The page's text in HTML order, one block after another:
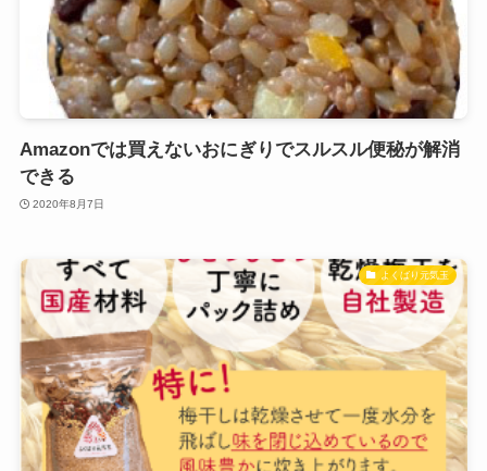
Amazonでは買えないおにぎりでスルスル便秘が解消
できる
2020年8月7日
よくばり元気玉